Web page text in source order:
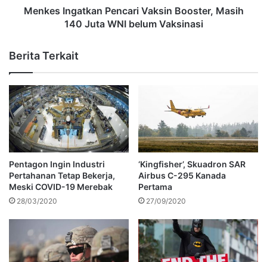
Menkes Ingatkan Pencari Vaksin Booster, Masih
140 Juta WNI belum Vaksinasi
Berita Terkait
Pentagon Ingin Industri
Pertahanan Tetap Bekerja,
Meski COVID-19 Merebak
28/03/2020
‘Kingfisher’, Skuadron SAR
Airbus C-295 Kanada
Pertama
27/09/2020